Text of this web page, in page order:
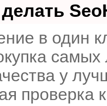
в один
у
проверка